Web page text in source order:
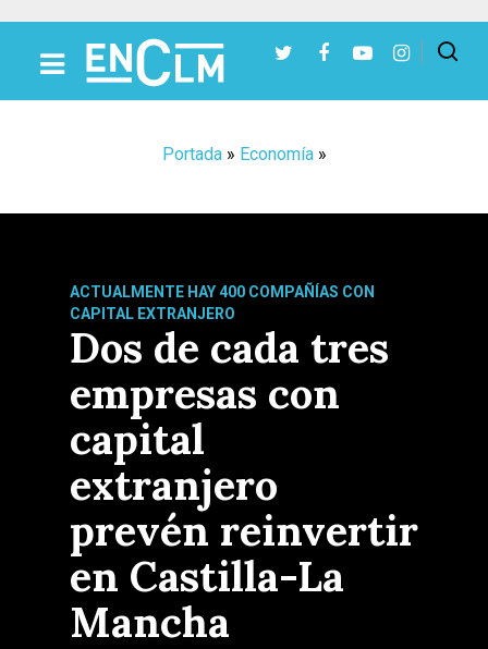
Portada» Economía»
ACTUALMENTE HAY 400 COMPAÑÍAS CON
CAPITAL EXTRANJERO
Dos de cada tres
empresas con
capital
extranjero
prevén reinvertir
en Castilla-La
Mancha